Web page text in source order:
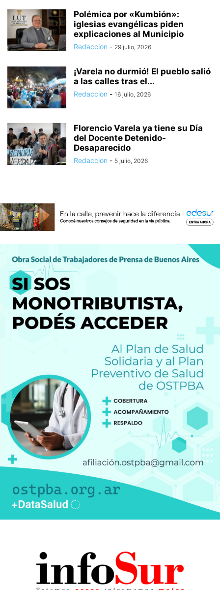
Polémica por «Kumbión»:
iglesias evangélicas piden
explicaciones al Municipio
Redaccion - 29 julio, 2026
¡Varela no durmió! El pueblo salió
a las calles tras el...
Redaccion - 16 julio, 2026
Florencio Varela ya tiene su Día
del Docente Detenido-
Desaparecido
Redaccion - 5 julio, 2026